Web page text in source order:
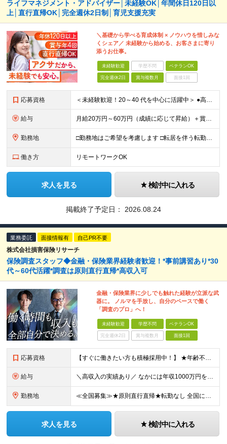
ライフマネジメント・アドバイザー│未経験OK│年間休日120日以
上│直行直帰OK│完全週休2日制│育児支援充実
＼基礎から学べる育成体制 × ノウハウを惜しみな
くシェア／ 未経験から始める、お客さまに寄り
添うお仕事。
未経験歓迎 学歴不問 ベテランOK
完全週休2日 賞与複数月 面接1回
応募資格 ＜未経験歓迎！20～40 代を中心に活躍中＞ ●高卒以上 ●業界・業種未経験OK <こんな方を歓迎します> ・公私ともに生涯活かせる専門知識を身につけたい方 ・ライフステージが変わってもキャリアを築
給与 月給20万円～60万円（成績に応じて昇給）＋賞与年4回 ※前職給与・経験・年齢・能力を考慮の上、決定します ※試用期間3ヶ月あり（期間中の待遇に変更なし） ※入社後2年間は、研修期間として初期補給制
勤務地 □勤務地はご希望を考慮します □転居を伴う転勤はありません ●首都圏第七FA支社 東京都港区虎ノ門3-17-1 TOKYU REIT虎ノ門ビル4F ​●つくばFA支社 茨城県つくば市竹園1-6
働き方 リモートワークOK
求人を見る 検討中に入れる
掲載終了予定日： 2026.08.24
業務委託 面接情報有 自己PR不要
株式会社損害保険リサーチ
保険調査スタッフ◆金融・保険業界経験者歓迎！*事前講習あり*30
代～60代活躍*調査は原則直行直帰*高収入可
金融・保険業界に少しでも触れた経験が立派な武
器に。 ノルマを手放し、自分のペースで働く
「調査のプロ」へ！
未経験歓迎 学歴不問 ベテランOK
完全週休2日 賞与複数月 面接1回
応募資格 【すぐに働きたい方も積極採用中！】 ★年齢不問…40代50代を中心に幅広い年齢層の方が活躍中です ★金融・保険業界の知識がある方 ★学歴不問 ≪異業種出身の未経験者も活躍しています≫ 調査員の半数以
給与 ＼高収入の実績あり／ なかには年収1000万円を超える方もいらっしゃいます！ 【完全出来高報酬制】 ★仕事に慣れるまで収入をサポート 1か月目：報酬が通常の2倍 2か月目：報酬が通常の1.5倍 ※災
勤務地 ≪全国募集≫★原則直行直帰★転勤なし 全国に55の拠点を展開していますので、現在お住いの地域で働けます。また、原則直行直帰で調査を行い、レポート作成はご自宅にて行うことができるため、自分のペースで働け
求人を見る 検討中に入れる